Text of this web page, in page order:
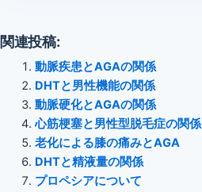
関連投稿:
動脈疾患とAGAの関係
DHTと男性機能の関係
動脈硬化とAGAの関係
心筋梗塞と男性型脱毛症の関係
老化による膝の痛みとAGA
DHTと精液量の関係
プロペシアについて